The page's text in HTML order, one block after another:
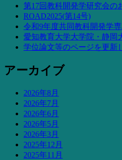
第17回教科開発学研究会の
ROAD2025(第14号)
令和9年度共同教科開発学
愛知教育大学大学院・静岡
学位論文等のページを更新
アーカイブ
2026年8月
2026年7月
2026年6月
2026年5月
2026年3月
2025年12月
2025年11月